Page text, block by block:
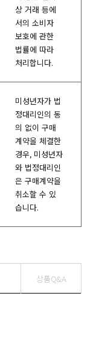
상 거래 등에
서의 소비자
보호에 관한
법률에 따라
처리합니다.
미성년자가 법
정대리인의 동
의 없이 구매
계약을 체결한
경우, 미성년자
와 법정대리인
은 구매계약을
취소할 수 있
습니다.
상품Q&A